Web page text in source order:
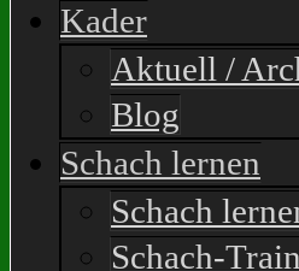
Kader
Aktuell /
Blog
Schach lernen
Schach
Schach-